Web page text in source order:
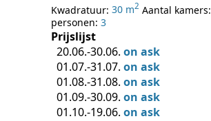
Kwadratuur: 30 m2 Aantal kamers:
personen: 3
Prijslijst
20.06.-30.06. on ask
01.07.-31.07. on ask
01.08.-31.08. on ask
01.09.-30.09. on ask
01.10.-19.06. on ask